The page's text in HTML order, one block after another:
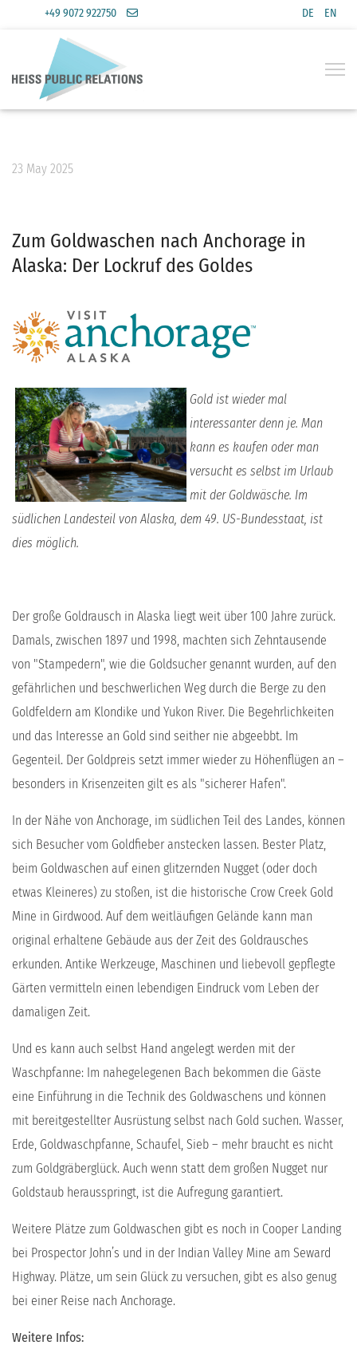
Select
DE EN
+49 9072 922750
Zum Goldwaschen nach Anchorage in
Alaska: Der Lockruf des Goldes
23 May 2025
Gold ist wieder mal
interessanter denn je. Man
kann es kaufen oder man
versucht es selbst im Urlaub
mit der Goldwäsche. Im
südlichen Landesteil von Alaska, dem 49. US-Bundesstaat, ist
dies möglich.
Der große Goldrausch in Alaska liegt weit über 100 Jahre zurück.
Damals, zwischen 1897 und 1998, machten sich Zehntausende
von "Stampedern", wie die Goldsucher genannt wurden, auf den
gefährlichen und beschwerlichen Weg durch die Berge zu den
Goldfeldern am Klondike und Yukon River. Die Begehrlichkeiten
und das Interesse an Gold sind seither nie abgeebbt. Im
Gegenteil. Der Goldpreis setzt immer wieder zu Höhenflügen an –
besonders in Krisenzeiten gilt es als "sicherer Hafen".
In der Nähe von Anchorage, im südlichen Teil des Landes, können
sich Besucher vom Goldfieber anstecken lassen. Bester Platz,
beim Goldwaschen auf einen glitzernden Nugget (oder doch
etwas Kleineres) zu stoßen, ist die historische Crow Creek Gold
Mine in Girdwood. Auf dem weitläufigen Gelände kann man
original erhaltene Gebäude aus der Zeit des Goldrausches
erkunden. Antike Werkzeuge, Maschinen und liebevoll gepflegte
Gärten vermitteln einen lebendigen Eindruck vom Leben der
damaligen Zeit.
Und es kann auch selbst Hand angelegt werden mit der
Waschpfanne: Im nahegelegenen Bach bekommen die Gäste
eine Einführung in die Technik des Goldwaschens und können
mit bereitgestellter Ausrüstung selbst nach Gold suchen. Wasser,
Erde, Goldwaschpfanne, Schaufel, Sieb – mehr braucht es nicht
zum Goldgräberglück. Auch wenn statt dem großen Nugget nur
Goldstaub herausspringt, ist die Aufregung garantiert.
Weitere Plätze zum Goldwaschen gibt es noch in Cooper Landing
bei Prospector John’s und in der Indian Valley Mine am Seward
Highway. Plätze, um sein Glück zu versuchen, gibt es also genug
bei einer Reise nach Anchorage.
Weitere Infos: